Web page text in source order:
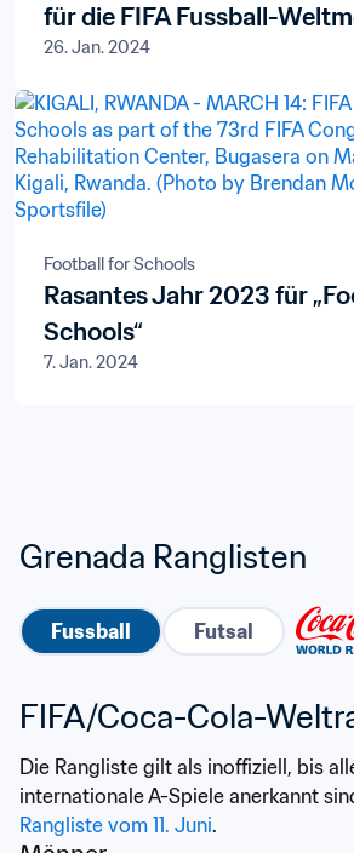
für die FIFA Fussball-
26™ weiter zu träumen
26. Jan. 2024
Football for Schools
Rasantes Jahr 2023 für
Schools“
7. Jan. 2024
Grenada Ranglisten
Fussball Futsal
FIFA/Coca-Cola-
Die Rangliste gilt als inoffiziell, bis
internationale A-Spiele anerkannt
Rangliste vom 11. Juni.